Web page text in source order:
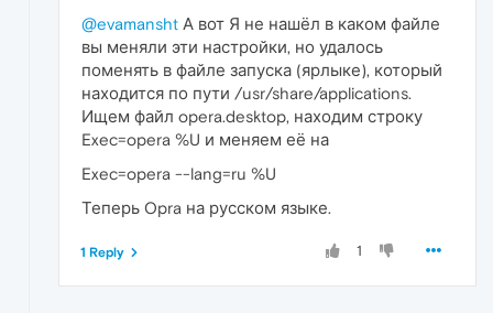
@evamansht А вот Я не нашёл в каком файле
вы меняли эти настройки, но удалось
поменять в файле запуска (ярлыке), который
находится по пути /usr/share/applications.
Ищем файл opera.desktop, находим строку
Exec=opera %U и меняем её на
Exec=opera --lang=ru %U
Теперь Opra на русском языке.
1
1 Reply